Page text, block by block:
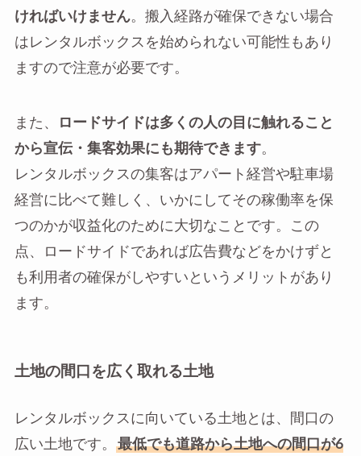
ければいけません。搬入経路が確保できない場合
はレンタルボックスを始められない可能性もあり
ますので注意が必要です。
また、
ロードサイドは多くの人の目に触れること
から宣伝・集客効果にも期待できます。
レンタルボックスの集客はアパート経営や駐車場
経営に比べて難しく、いかにしてその稼働率を保
つのかが収益化のために大切なことです。この
点、ロードサイドであれば広告費などをかけずと
も利用者の確保がしやすいというメリットがあり
ます。
土地の間口を広く取れる土地
レンタルボックスに向いている土地とは、間口の
広い土地です。
最低でも道路から土地への間口が6